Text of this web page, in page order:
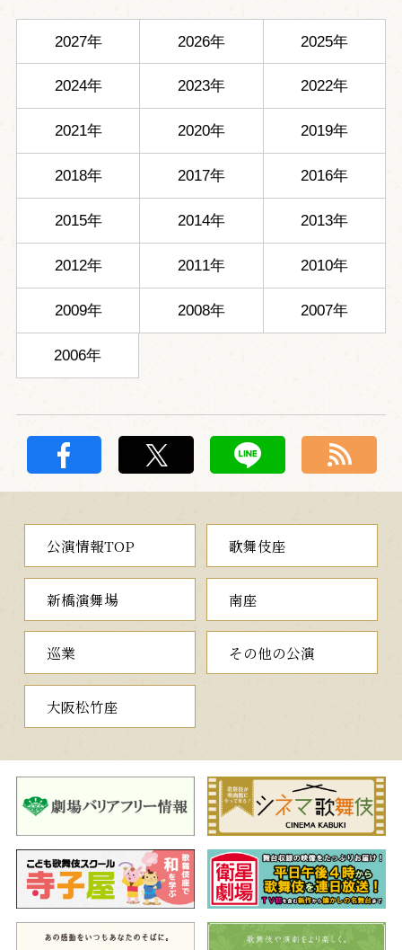
2027年 2026年 2025年
2024年 2023年 2022年
2021年 2020年 2019年
2018年 2017年 2016年
2015年 2014年 2013年
2012年 2011年 2010年
2009年 2008年 2007年
2006年
公演情報TOP 歌舞伎座
新橋演舞場 南座
巡業 その他の公演
大阪松竹座